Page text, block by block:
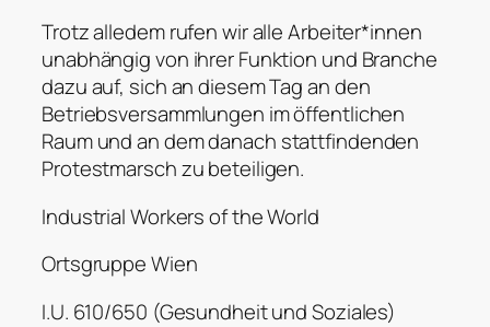
Trotz alledem rufen wir alle Arbeiter*innen
unabhängig von ihrer Funktion und Branche
dazu auf, sich an diesem Tag an den
Betriebsversammlungen im öffentlichen
Raum und an dem danach stattfindenden
Protestmarsch zu beteiligen.
Industrial Workers of the World
Ortsgruppe Wien
I.U. 610/650 (Gesundheit und Soziales)